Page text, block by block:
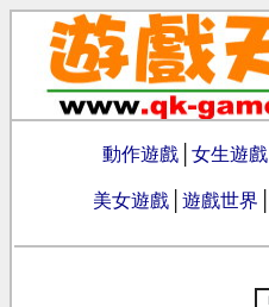
動作遊戲 女生遊戲
美女遊戲 遊戲世界